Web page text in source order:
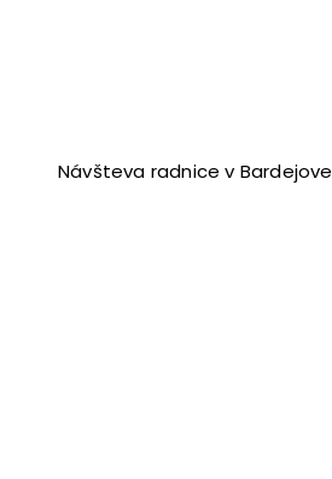
Návšteva radnice v Bardejove